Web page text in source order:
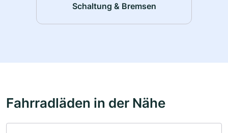
Schaltung & Bremsen
Fahrradläden in der Nähe